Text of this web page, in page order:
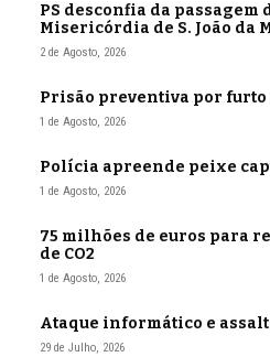
PS desconfia da passagem
Misericórdia de S. João da
2 de Agosto, 2026
Prisão preventiva por furto
1 de Agosto, 2026
Polícia apreende peixe
1 de Agosto, 2026
75 milhões de euros para
de CO2
1 de Agosto, 2026
Ataque informático e
29 de Julho, 2026